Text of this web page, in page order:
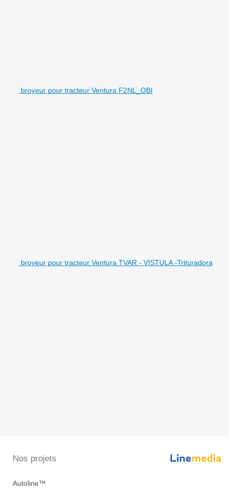
broyeur pour tracteur Ventura F2NL_OBI
broyeur pour tracteur Ventura TVAR - VISTULA -Trituradora
Nos projets
Autoline™